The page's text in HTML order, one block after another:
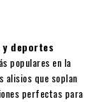
deportes
populares en la
alisios que soplan
perfectas para